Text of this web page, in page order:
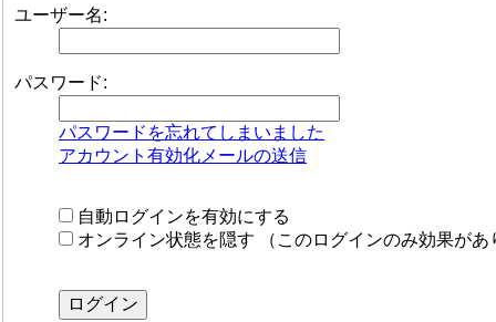
ユーザー名:
パスワード:
パスワードを忘れてしまいました
アカウント有効化メールの送信
自動ログインを有効にする
オンライン状態を隠す （このログインのみ効果があ